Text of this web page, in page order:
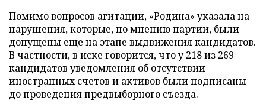
Помимо вопросов агитации, «Родина» указала на
нарушения, которые, по мнению партии, были
допущены еще на этапе выдвижения кандидатов.
В частности, в иске говорится, что у 218 из 269
кандидатов уведомления об отсутствии
иностранных счетов и активов были подписаны
до проведения предвыборного съезда.